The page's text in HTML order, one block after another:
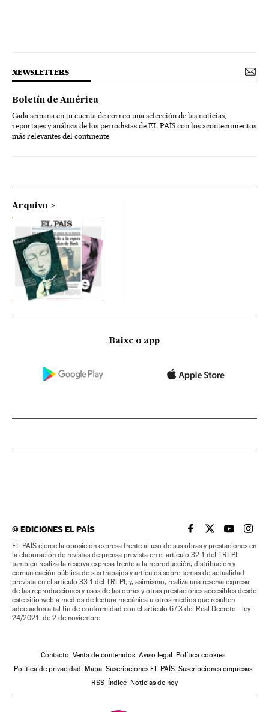
NEWSLETTERS
Boletín de América
Cada semana en tu cuenta de correo una selección de las noticias,
reportajes y análisis de los periodistas de EL PAÍS con los acontecimientos
más relevantes del continente.
Arquivo
Baixe o app
©EDICIONES EL PAÍS EL PAÍS BRASIL EN
EL PAÍSEL PAÍS
EL
EL PAÍS ejerce la oposición expresa frente al uso de sus obras y prestaciones en
la elaboración de revistas de prensa prevista en el artículo 32.1 del TRLPI;
también realiza la reserva expresa frente a la reproducción, distribución y
comunicación pública de sus trabajos y artículos sobre temas de actualidad
prevista en el artículo 33.1 del TRLPI; y, asimismo, realiza una reserva expresa
de las reproducciones y usos de las obras y otras prestaciones accesibles desde
este sitio web a medios de lectura mecánica u otros medios que resulten
adecuados a tal fin de conformidad con el artículo 67.3 del Real Decreto - ley
24/2021, de 2 de noviembre
Contacto Venta de contenidos Aviso legal Política cookies
Política de privacidad Mapa Suscripciones EL PAÍS Suscripciones empresas
RSS Índice Noticias de hoy